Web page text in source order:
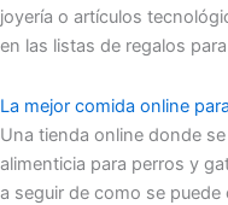
joyería o artículos
en las listas de regalos
La mejor comida online
Una tienda online donde
alimenticia para perros y
a seguir de como se